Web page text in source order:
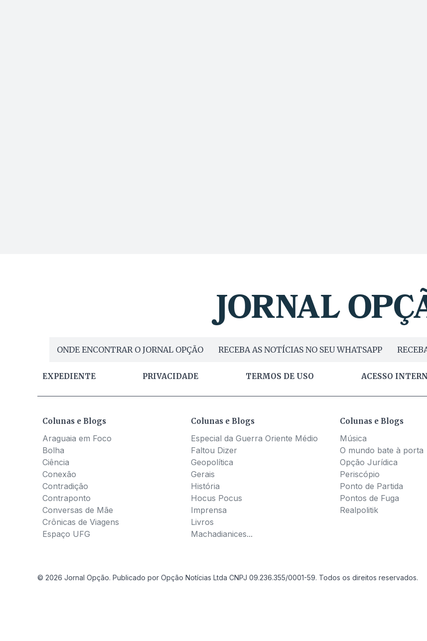
ONDE ENCONTRAR O JORNAL OPÇÃO RECEBA AS NOTÍCIAS NO SEU WHATSAPP
EXPEDIENTE PRIVACIDADE TERMOS DE USO ACESSO
Colunas e Blogs
Araguaia em Foco
Bolha
Ciência
Conexão
Contradição
Contraponto
Conversas de Mãe
Crônicas de Viagens
Espaço UFG
Colunas e Blogs
Especial da Guerra Oriente Médio
Faltou Dizer
Geopolítica
Gerais
História
Hocus Pocus
Imprensa
Livros
Machadianices...
Colunas e Blogs
Música
O mundo bate à porta
Opção Jurídica
Periscópio
Ponto de Partida
Pontos de Fuga
Realpolitik
© 2026 Jornal Opção. Publicado por Opção Notícias Ltda CNPJ 09.236.355/0001-59. Todos os direitos reservados.